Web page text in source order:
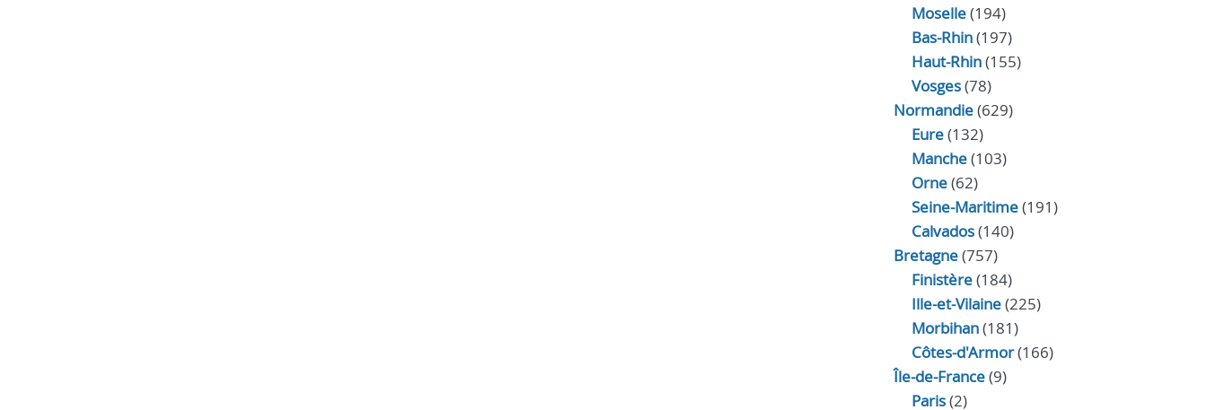
Moselle(194)
Bas-Rhin(197)
Haut-Rhin(155)
Vosges(78)
Normandie(629)
Eure(132)
Manche(103)
Orne(62)
Seine-Maritime(191)
Calvados(140)
Bretagne(757)
Finistère(184)
Ille-et-Vilaine(225)
Morbihan(181)
Côtes-d'Armor(166)
Île-de-France(9)
Paris(2)